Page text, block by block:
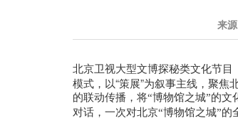
来源
北京卫视大型文博探秘类文化节目
模式，以“策展”为叙事主线，聚
的联动传播，将“博物馆之城”的文
对话，一次对北京“博物馆之城”的